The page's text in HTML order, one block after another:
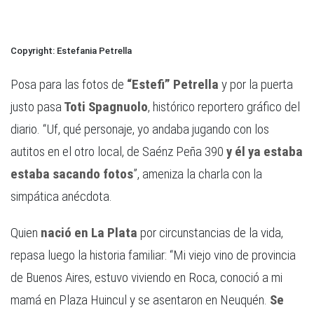
Estefania Petrella
Posa para las fotos de “Estefi” Petrella y por la puerta
justo pasa Toti Spagnuolo, histórico reportero gráfico del
diario. “Uf, qué personaje, yo andaba jugando con los
autitos en el otro local, de Saénz Peña 390 y él ya estaba
estaba sacando fotos”, ameniza la charla con la
simpática anécdota.
Quien nació en La Plata por circunstancias de la vida,
repasa luego la historia familiar: “Mi viejo vino de provincia
de Buenos Aires, estuvo viviendo en Roca, conoció a mi
mamá en Plaza Huincul y se asentaron en Neuquén. Se